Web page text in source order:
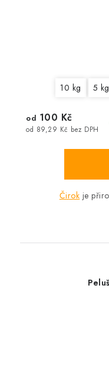
10 kg 5 kg
od 89,29 Kč bez DPH
od 100 Kč
Čirok je